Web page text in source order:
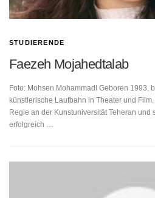
STUDIERENDE
Faezeh Mojahedtalab
Foto: Mohsen Mohammadi Geboren 1993,
künstlerische Laufbahn in Theater und
Regie an der Kunstuniversität Teheran und
erfolgreich …